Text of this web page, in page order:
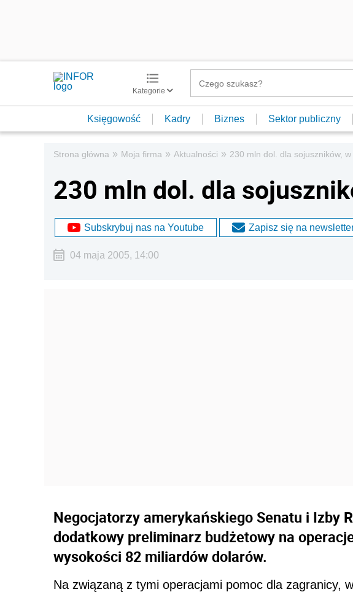
Kategorie
Księgowość Kadry Biznes Sektor publiczny
Strona główna » Moja firma » Aktualności » 230 mln dol. dla sojuszników,
230 mln dol. dla
Subskrybuj nas na Youtube Zapisz się na
04 maja 2005, 14:00
Negocjatorzy amerykańskiego Senatu i Izby
dodatkowy preliminarz budżetowy na
wysokości 82 miliardów dolarów.
Na związaną z tymi operacjami pomoc dla zagranicy,